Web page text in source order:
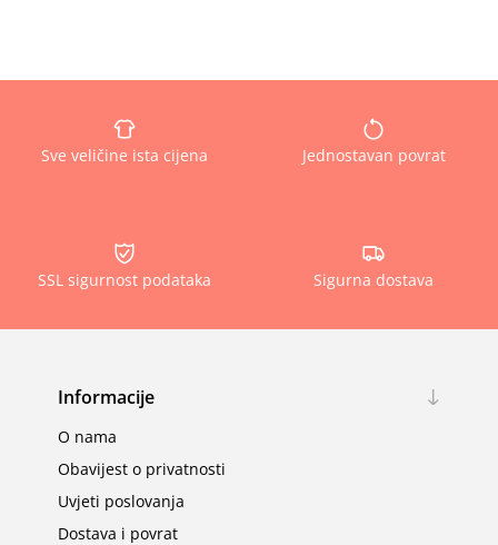
Sve veličine ista cijena Jednostavan povrat
SSL sigurnost podataka Sigurna dostava
Informacije
O nama
Obavijest o privatnosti
Uvjeti poslovanja
Dostava i povrat